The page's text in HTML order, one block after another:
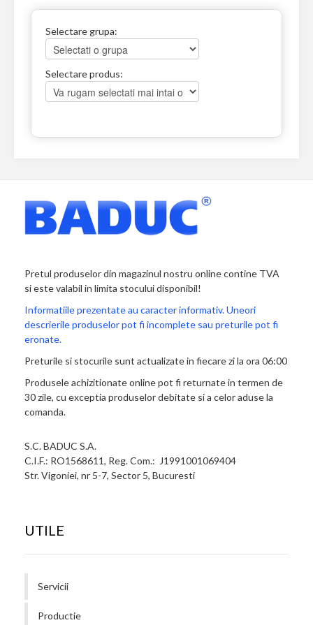
Selectare grupa:
Selectare produs:
Pretul produselor din magazinul nostru online contine TVA
si este valabil in limita stocului disponibil!
Informatiile prezentate au caracter informativ. Uneori
descrierile produselor pot fi incomplete sau preturile pot fi
eronate.
Preturile si stocurile sunt actualizate in fiecare zi la ora 06:00
Produsele achizitionate online pot fi returnate in termen de
30 zile, cu exceptia produselor debitate si a celor aduse la
comanda.
S.C. BADUC S.A.
C.I.F.: RO1568611, Reg. Com.: J1991001069404
Str. Vigoniei, nr 5-7, Sector 5, Bucuresti
UTILE
Servicii
Productie